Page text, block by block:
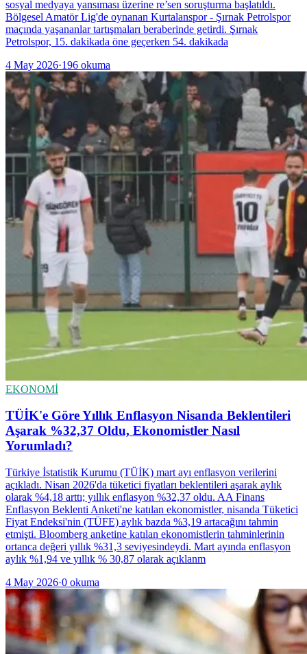
sosyal medyaya yansıması üzerine re’sen soruşturma başlatıldı.
Bölgesel Amatör Lig'de oynanan Kurtalanspor - Şırnak Petrolspor
maçında yaşananlar tartışmaları beraberinde getirdi. Şırnak
Petrolspor, 15. dakikada öne geçerken 54. dakikada
4 May 2026·196 okuma
EKONOMİ
TÜİK'e Göre Yıllık Enflasyon Nisanda Beklentileri
Aşarak %32,37 Oldu, Ekonomistler Nasıl
Yorumladı?
Türkiye İstatistik Kurumu (TÜİK) mart ayı enflasyon verilerini
açıkladı. Nisan 2026'da tüketici fiyatları beklentileri aşarak aylık
olarak %4,18 arttı; yıllık enflasyon %32,37 oldu. AA Finans
Enflasyon Beklenti Anketi'ne katılan ekonomistler, nisanda Tüketici
Fiyat Endeksi'nin (TÜFE) aylık bazda %3,19 artacağını tahmin
etmişti. Bloomberg anketine katılan ekonomistlerin tahminlerinin
ortanca değeri yıllık %31,3 seviyesindeydi. Mart ayında enflasyon
aylık %1,94 ve yıllık % 30,87 olarak açıklanm
4 May 2026·0 okuma